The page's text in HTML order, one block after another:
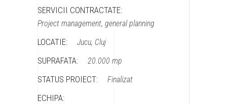
SERVICII CONTRACTATE:
Project management, general planning
LOCATIE: Jucu, Cluj
SUPRAFATA: 20.000 mp
STATUS PROIECT: Finalizat
ECHIPA: